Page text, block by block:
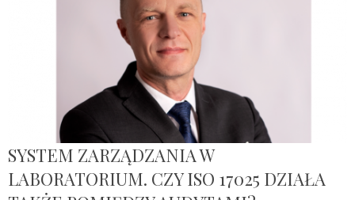
SYSTEM ZARZĄDZANIA W
LABORATORIUM. CZY ISO 17025 DZIAŁA